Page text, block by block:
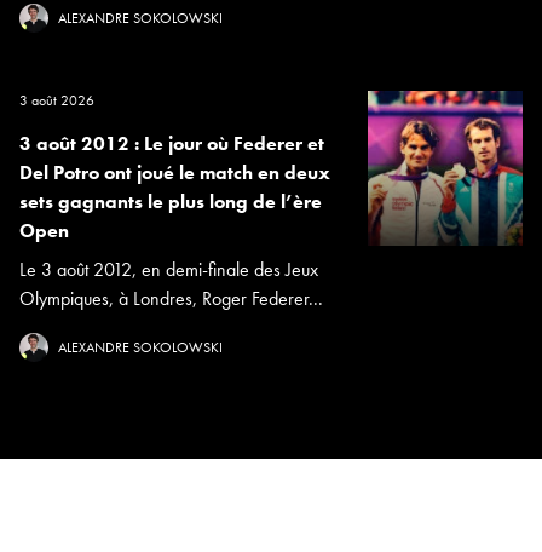
ALEXANDRE SOKOLOWSKI
3 août 2026
3 août 2012 : Le jour où Federer et
Del Potro ont joué le match en deux
sets gagnants le plus long de l’ère
Open
Le 3 août 2012, en demi-finale des Jeux
Olympiques, à Londres, Roger Federer...
ALEXANDRE SOKOLOWSKI